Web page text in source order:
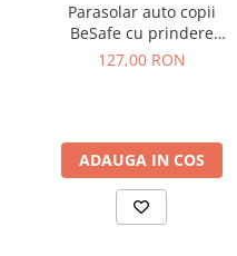
Parasolar auto copii
BeSafe cu prindere
electrostatică set 2 bucăți
127,00 RON
ADAUGA IN COS